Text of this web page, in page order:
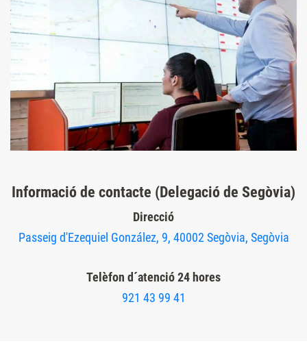
Informació de contacte (Delegació de Segòvia)
Direcció
Passeig d'Ezequiel González, 9, 40002 Segòvia, Segòvia
Telèfon d´atenció 24 hores
921 43 99 41